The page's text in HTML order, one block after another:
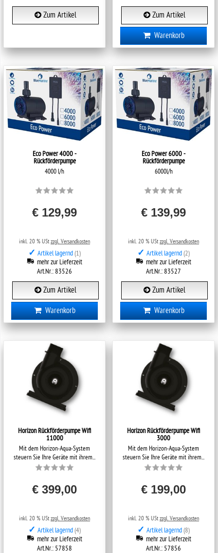
Zum Artikel Zum Artikel
Warenkorb
Eco Power 4000 -
Rückförderpumpe
4000 l/h
€ 129,99
inkl. 20 % USt zzgl. Versandkosten
✓ Artikel lagernd(1)
mehr zur Lieferzeit
Art.Nr.: 83526
Zum Artikel
Warenkorb
Eco Power 6000 -
Rückförderpumpe
6000l/h
€ 139,99
inkl. 20 % USt zzgl. Versandkosten
✓ Artikel lagernd(2)
mehr zur Lieferzeit
Art.Nr.: 83527
Zum Artikel
Warenkorb
Horizon Rückförderpumpe Wifi
11000
Mit dem Horizon-Aqua-System
steuern Sie Ihre Geräte mit ihrem...
€ 399,00
inkl. 20 % USt zzgl. Versandkosten
✓ Artikel lagernd(4)
mehr zur Lieferzeit
Art.Nr.: 57858
Horizon Rückförderpumpe Wifi
3000
Mit dem Horizon-Aqua-System
steuern Sie Ihre Geräte mit ihrem...
€ 199,00
inkl. 20 % USt zzgl. Versandkosten
✓ Artikel lagernd(8)
mehr zur Lieferzeit
Art.Nr.: 57856